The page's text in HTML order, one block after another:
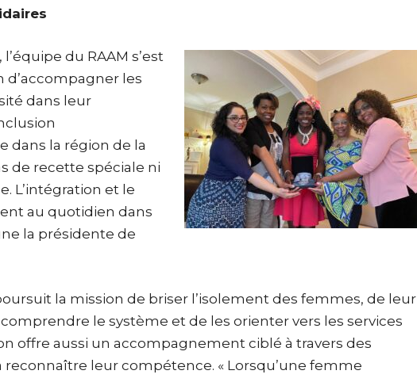
du RAAM s’est
les
dans leur
dans la région de la
de recette spéciale ni
L’intégration et le
au quotidien dans
la présidente de
la mission de briser l’isolement des femmes, de leur
le système et de les orienter vers les services
offre aussi un accompagnement ciblé à travers des
reconnaître leur compétence. « Lorsqu’une femme